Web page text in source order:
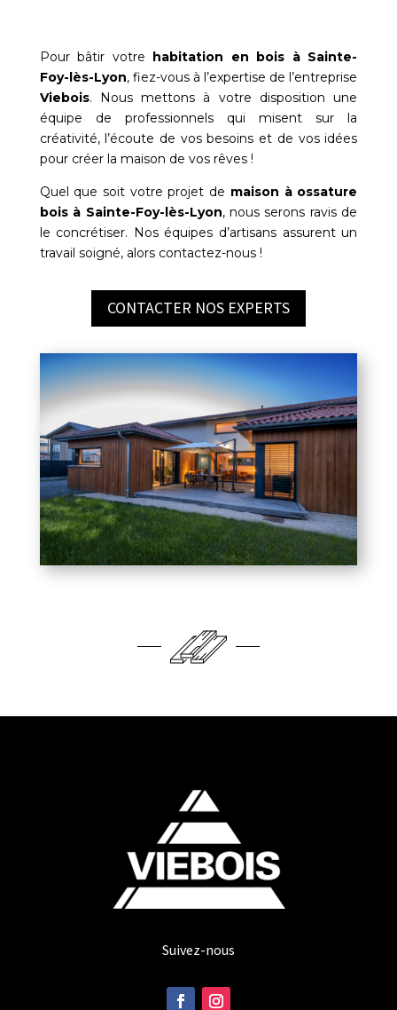
Pour bâtir votre habitation en bois à Sainte-
Foy-lès-Lyon, fiez-vous à l’expertise de l’entreprise
Viebois. Nous mettons à votre disposition une
équipe de professionnels qui misent sur la
créativité, l’écoute de vos besoins et de vos idées
pour créer la maison de vos rêves !
Quel que soit votre projet de maison à ossature
bois à Sainte-Foy-lès-Lyon, nous serons ravis de
le concrétiser. Nos équipes d’artisans assurent un
travail soigné, alors contactez-nous !
CONTACTER NOS EXPERTS
Suivez-nous